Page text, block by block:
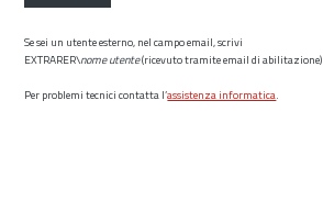
Se sei un utente esterno, nel campo email, scrivi
EXTRARER\nome utente(ricevuto tramite email di abilitazione)
Per problemi tecnici contatta l’assistenza informatica.